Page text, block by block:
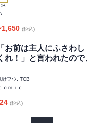
1,650 (税込)
お前は主人にふさわ
れ！」と言われたの
ります
フウ, TCB
ｍｉｃ
(税込)